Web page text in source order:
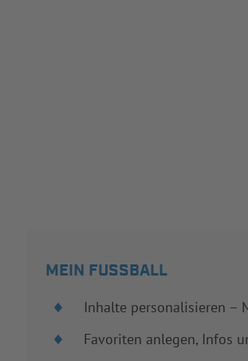
MEIN FUSSBALL
Inhalte personalisieren –
Favoriten anlegen, Infos